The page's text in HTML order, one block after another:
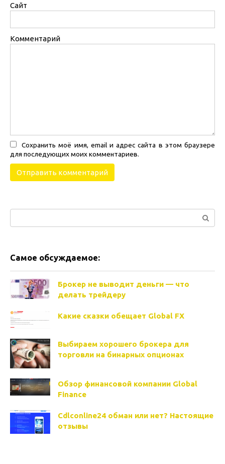
Сайт
Комментарий
Сохранить моё имя, email и адрес сайта в этом браузере
для последующих моих комментариев.
Самое обсуждаемое:
Брокер не выводит деньги — что
делать трейдеру
Какие сказки обещает Global FX
Выбираем хорошего брокера для
торговли на бинарных опционах
Обзор финансовой компании Global
Finance
Cdlconline24 обман или нет? Настоящие
отзывы